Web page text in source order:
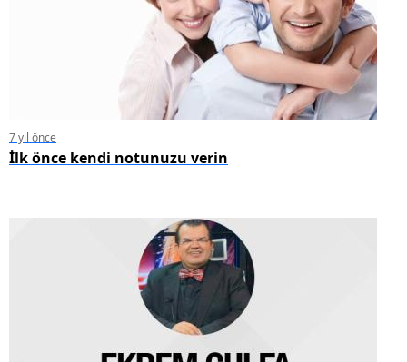
7 yıl önce
İlk önce kendi notunuzu verin